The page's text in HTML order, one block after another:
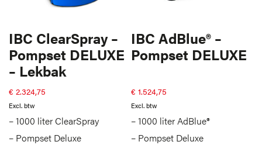
IBC ClearSpray –
Pompset DELUXE
– Lekbak
€ 2.324,75
Excl. btw
– 1000 liter ClearSpray
– Pompset Deluxe
IBC AdBlue® –
Pompset DELUXE
€ 1.524,75
Excl. btw
– 1000 liter AdBlue®
– Pompset Deluxe